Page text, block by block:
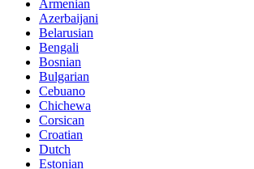
Armenian
Azerbaijani
Belarusian
Bengali
Bosnian
Bulgarian
Cebuano
Chichewa
Corsican
Croatian
Dutch
Estonian